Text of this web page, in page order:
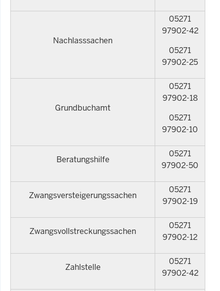
Nachlasssachen
05271
97902-42
05271
97902-25
Grundbuchamt
05271
97902-18
05271
97902-10
Beratungshilfe
05271
97902-50
Zwangsversteigerungssachen
05271
97902-19
Zwangsvollstreckungssachen
05271
97902-12
Zahlstelle
05271
97902-42